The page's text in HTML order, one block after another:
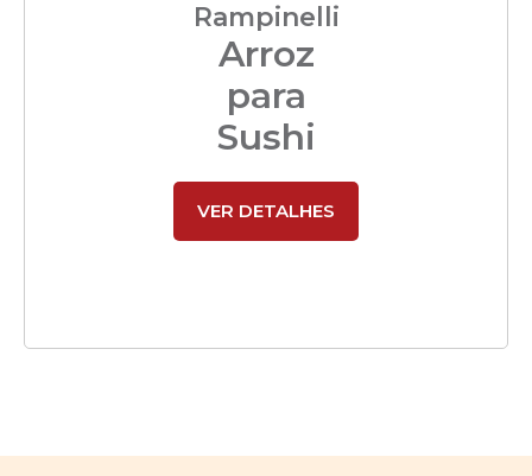
Rampinelli
Arroz
para
Sushi
VER DETALHES